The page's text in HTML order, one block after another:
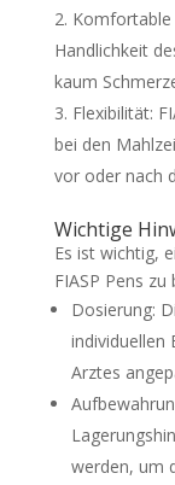
Komfortable
Handlichkeit
kaum
Flexibilität:
bei den
vor oder nach
Wichtige
Es ist wichtig,
FIASP Pens zu
Dosierung:
individuellen
Arztes
werden, um